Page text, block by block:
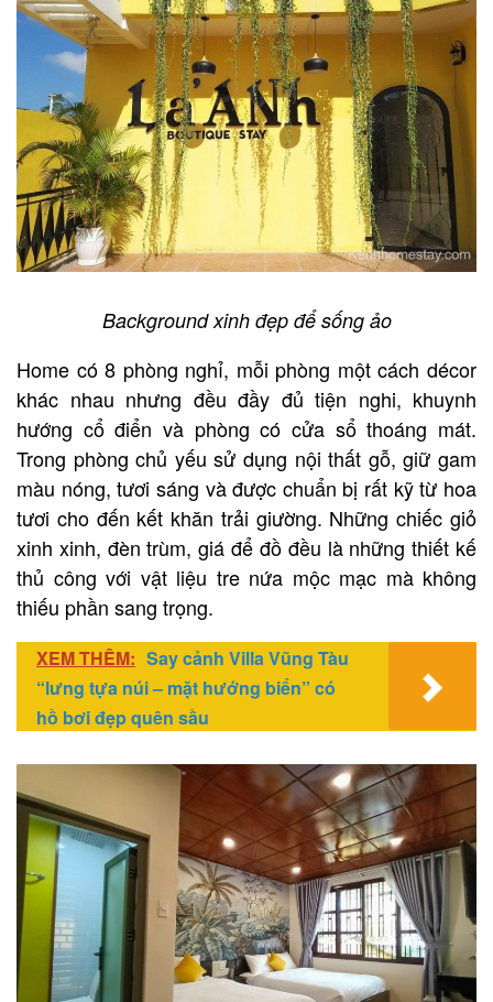
Background xinh đẹp để sống ảo
Home có 8 phòng nghỉ, mỗi phòng một cách décor
khác nhau nhưng đều đầy đủ tiện nghi, khuynh
hướng cổ điển và phòng có cửa sổ thoáng mát.
Trong phòng chủ yếu sử dụng nội thất gỗ, giữ gam
màu nóng, tươi sáng và được chuẩn bị rất kỹ từ hoa
tươi cho đến kết khăn trải giường. Những chiếc giỏ
xinh xinh, đèn trùm, giá để đồ đều là những thiết kế
thủ công với vật liệu tre nứa mộc mạc mà không
thiếu phần sang trọng.
XEM THÊM: Say cảnh Villa Vũng Tàu
“lưng tựa núi – mặt hướng biển” có
hồ bơi đẹp quên sầu